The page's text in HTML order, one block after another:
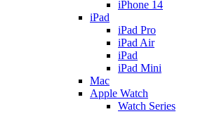
iPhone 14
iPad
iPad Pro
iPad Air
iPad
iPad Mini
Mac
Apple Watch
Watch Series